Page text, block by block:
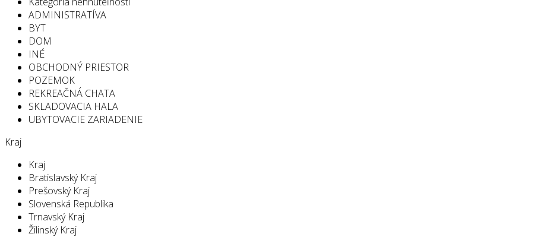
ADMINISTRATÍVA
BYT
DOM
INÉ
OBCHODNÝ PRIESTOR
POZEMOK
REKREAČNÁ CHATA
SKLADOVACIA HALA
UBYTOVACIE ZARIADENIE
Kraj
Kraj
Bratislavský Kraj
Prešovský Kraj
Slovenská Republika
Trnavský Kraj
Žilinský Kraj